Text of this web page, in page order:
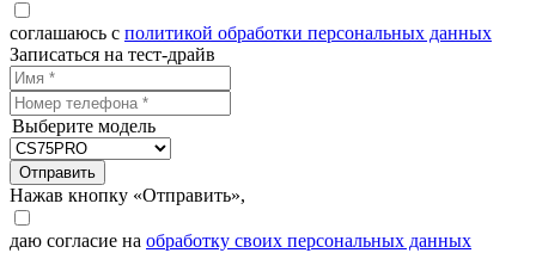
соглашаюсь с политикой обработки персональных данных
Записаться на тест-драйв
Выберите модель
Отправить
Нажав кнопку «Отправить»,
даю согласие на обработку своих персональных данных